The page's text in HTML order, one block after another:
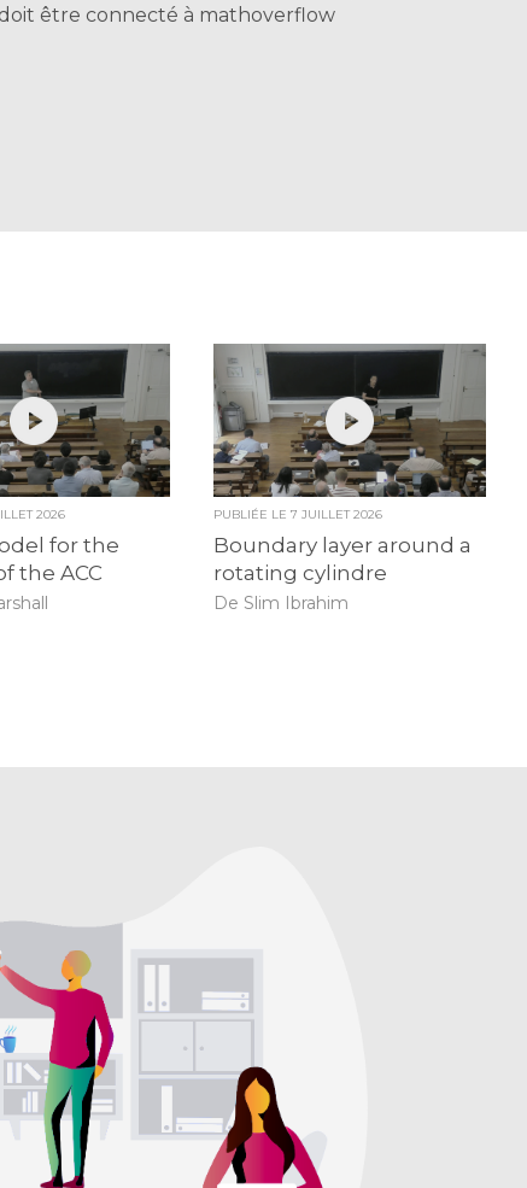
doit être connecté à mathoverflow
2026
for the
the ACC
PUBLIÉE LE 7 JUILLET 2026
Boundary layer around a
rotating cylindre
De Slim Ibrahim